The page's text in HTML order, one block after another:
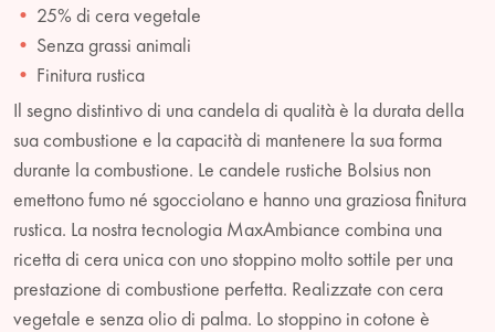
25% di cera vegetale
Senza grassi animali
Finitura rustica
Il segno distintivo di una candela di qualità è la durata della
sua combustione e la capacità di mantenere la sua forma
durante la combustione. Le candele rustiche Bolsius non
emettono fumo né sgocciolano e hanno una graziosa finitura
rustica. La nostra tecnologia MaxAmbiance combina una
ricetta di cera unica con uno stoppino molto sottile per una
prestazione di combustione perfetta. Realizzate con cera
vegetale e senza olio di palma. Lo stoppino in cotone è